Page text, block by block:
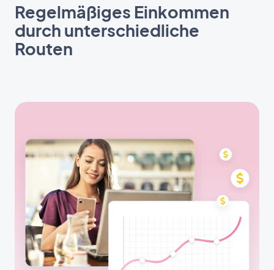
Regelmäßiges Einkommen
durch unterschiedliche
Routen